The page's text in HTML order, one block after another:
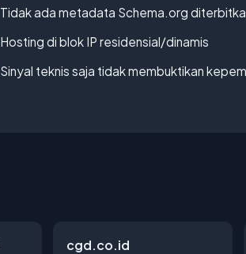
Tidak ada metadata Schema.org
Hosting di blok IP residensial/dinamis
Sinyal teknis saja tidak membuktikan
cgd.co.id